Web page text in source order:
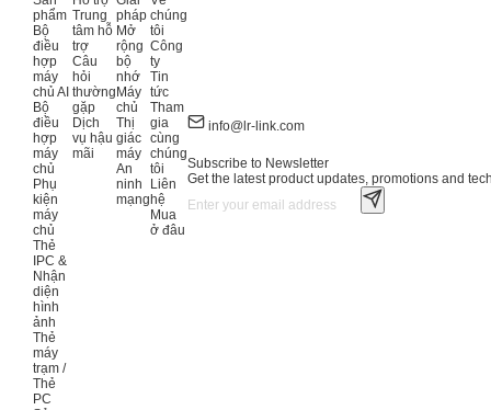
phẩm
Bộ
điều
hợp
máy
chủ AI
Bộ
điều
hợp
máy
chủ
Phụ
kiện
máy
chủ
Thẻ
IPC &
Nhận
diện
hình
ảnh
Thẻ
máy
trạm /
Thẻ
PC
Trung
tâm hỗ
trợ
Câu
hỏi
thường
gặp
Dịch
vụ hậu
mãi
pháp
Mở
rộng
bộ
nhớ
Máy
chủ
Thị
giác
máy
An
ninh
mạng
chúng
tôi
Công
ty
Tin
tức
Tham
gia
cùng
chúng
tôi
Liên
hệ
Mua
ở đâu
info@lr-link.com
Subscribe to Newsletter
Get the latest product updates, promotions and